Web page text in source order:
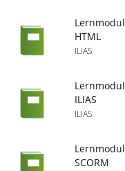
Lernmodul
HTML
ILIAS
Lernmodul
ILIAS
ILIAS
Lernmodul
SCORM